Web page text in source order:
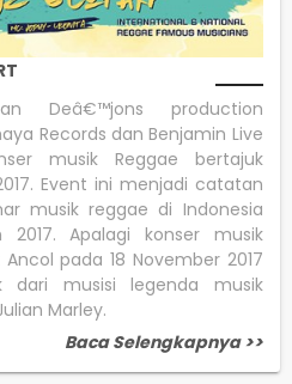
Deâ€™jons production
Records dan Benjamin Live
musik Reggae bertajuk
Event ini menjadi catatan
musik reggae di Indonesia
Apalagi konser musik
pada 18 November 2017
dari musisi legenda musik
Marley.
Baca Selengkapnya >>